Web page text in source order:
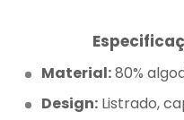
Material:80%
Design: Listrado,